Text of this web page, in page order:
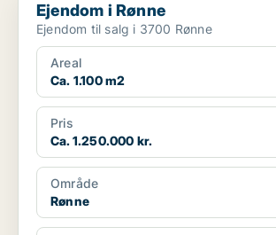
Ejendom i Rønne
Ejendom til salg i 3700 Rønne
Areal
Ca. 1.100 m2
Pris
Ca. 1.250.000 kr.
Område
Rønne